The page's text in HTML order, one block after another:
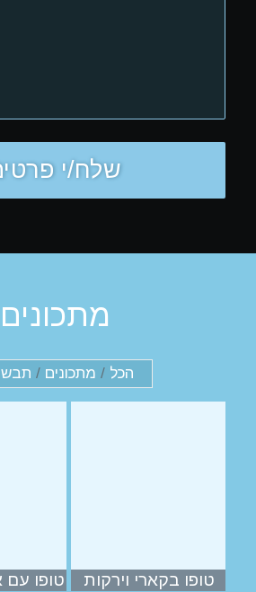
מתכונים
הכל / מתכונים /
טופו בקארי וירקות טופו עם